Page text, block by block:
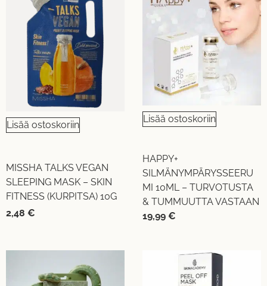
Lisää ostoskoriin
MISSHA TALKS VEGAN
SLEEPING MASK – SKIN
FITNESS (KURPITSA) 10G
2,48 €
Lisää ostoskoriin
HAPPY+
SILMÄNYMPÄRYSSEERU
MI 10ML – TURVOTUSTA
& TUMMUUTTA VASTAAN
19,99 €